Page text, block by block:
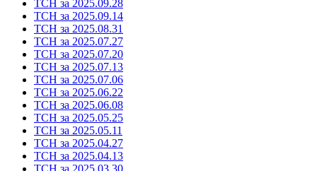
ТСН за 2025.09.28
ТСН за 2025.09.14
ТСН за 2025.08.31
ТСН за 2025.07.27
ТСН за 2025.07.20
ТСН за 2025.07.13
ТСН за 2025.07.06
ТСН за 2025.06.22
ТСН за 2025.06.08
ТСН за 2025.05.25
ТСН за 2025.05.11
ТСН за 2025.04.27
ТСН за 2025.04.13
ТСН за 2025.03.30